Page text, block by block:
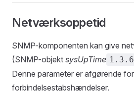
Netværksoppetid
SNMP-komponenten kan give
(SNMP-objekt sysUpTime
Denne parameter er afgørende
forbindelsestabshændelser.